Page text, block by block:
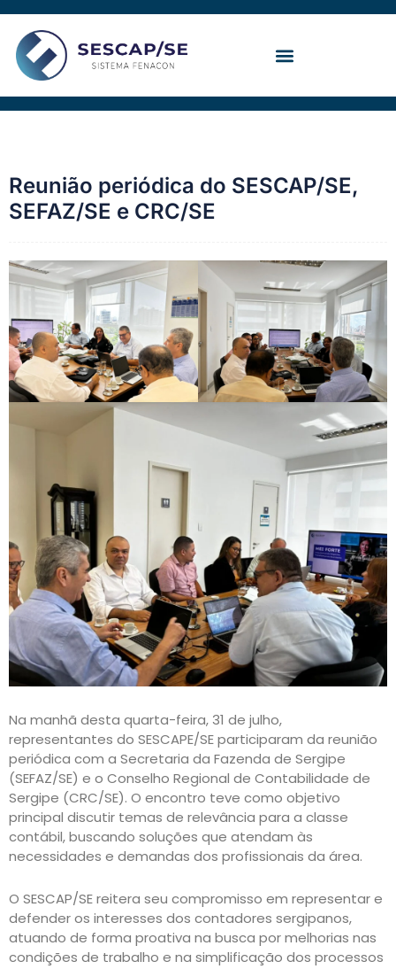
conteúdo
Reunião periódica do SESCAP/SE,
SEFAZ/SE e CRC/SE
Na manhã desta quarta-feira, 31 de julho,
representantes do SESCAPE/SE participaram da reunião
periódica com a Secretaria da Fazenda de Sergipe
(SEFAZ/SE) e o Conselho Regional de Contabilidade de
Sergipe (CRC/SE). O encontro teve como objetivo
principal discutir temas de relevância para a classe
contábil, buscando soluções que atendam às
necessidades e demandas dos profissionais da área.
O SESCAP/SE reitera seu compromisso em representar e
defender os interesses dos contadores sergipanos,
atuando de forma proativa na busca por melhorias nas
condições de trabalho e na simplificação dos processos